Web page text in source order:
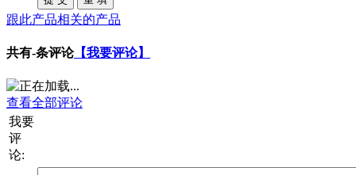
跟此产品相关的产品
共有-条评论【我要评论】
查看全部评论
我要
评
论: